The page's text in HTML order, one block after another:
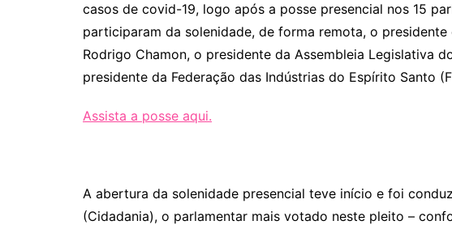
casos de covid-19, logo após a posse presencial nos 15
participaram da solenidade, de forma remota, o
Rodrigo Chamon, o presidente da Assembleia Legislativa
presidente da Federação das Indústrias do Espírito Santo
Assista a posse aqui.
A abertura da solenidade presencial teve início e foi
(Cidadania), o parlamentar mais votado neste pleito –